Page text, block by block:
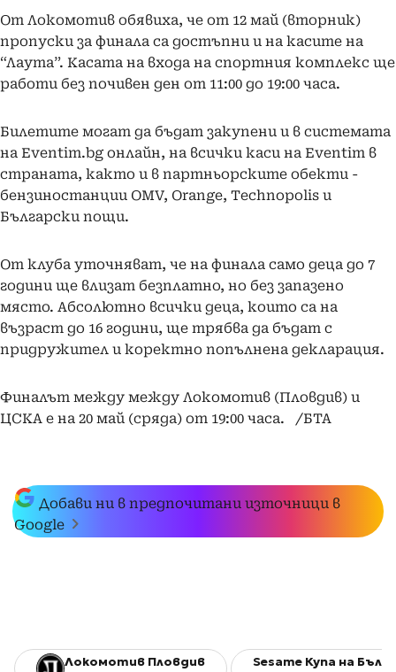
От Локомотив обявиха, че от 12 май (вторник)
пропуски за финала са достъпни и на касите на
“Лаута”. Касата на входа на спортния комплекс ще
работи без почивен ден от 11:00 до 19:00 часа.
Билетите могат да бъдат закупени и в системата
на Eventim.bg онлайн, на всички каси на Eventim в
страната, както и в партньорските обекти -
бензиностанции OMV, Orange, Technopolis и
Български пощи.
От клуба уточняват, че на финала само деца до 7
години ще влизат безплатно, но без запазено
място. Абсолютно всички деца, които са на
възраст до 16 години, ще трябва да бъдат с
придружител и коректно попълнена декларация.
Финалът между между Локомотив (Пловдив) и
ЦСКА е на 20 май (сряда) от 19:00 часа. /БТА
Добави ни в предпочитани източници в
Google
Локомотив Пловдив Sesame Купа на